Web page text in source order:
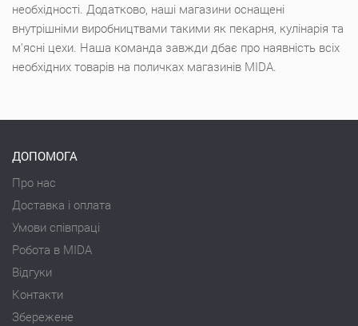
необхідності. Додатково, наші магазини оснащені
внутрішніми виробництвами такими як пекарня, кулінарія та
м'ясні цехи. Наша команда завжди дбає про наявність всіх
необхідних товарів на поличках магазинів MIDA.
ДОПОМОГА
Про нас
Доставка і оплата
Умови співпраці
Робота в MIDA
Відгуки
Контакти
Збережене